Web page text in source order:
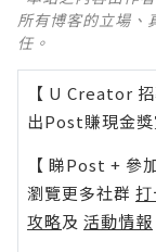
所有博客的立場、
任。
【 U Creator 招
出Post賺現金
【 睇Post + 參
瀏覽更多社群
攻略及 活動情報